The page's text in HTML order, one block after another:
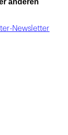
Newsletter